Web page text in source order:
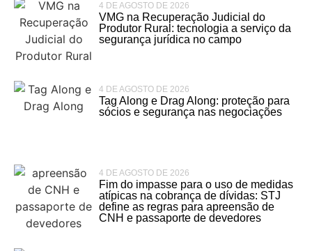
4 DE AGOSTO DE 2026
VMG na Recuperação Judicial do
Produtor Rural: tecnologia a serviço da
segurança jurídica no campo
4 DE AGOSTO DE 2026
Tag Along e Drag Along: proteção para
sócios e segurança nas negociações
4 DE AGOSTO DE 2026
Fim do impasse para o uso de medidas
atípicas na cobrança de dívidas: STJ
define as regras para apreensão de
CNH e passaporte de devedores